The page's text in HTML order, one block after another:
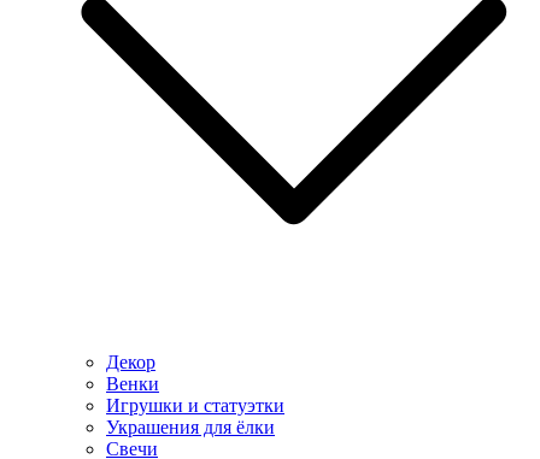
Декор
Венки
Игрушки и статуэтки
Украшения для ёлки
Свечи